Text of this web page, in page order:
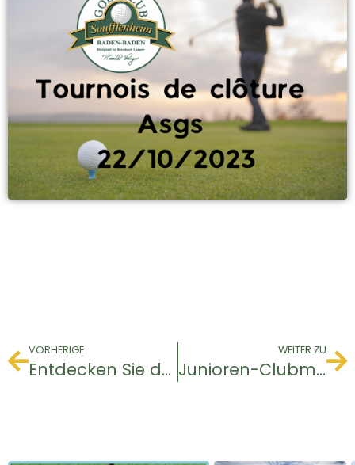
VORHERIGE
Entdecken Sie den Verleih von Golfschlägern auf dem Golfplatz von Soufflenheim
WEITER ZU
Junioren-Clubmeisterschaft.